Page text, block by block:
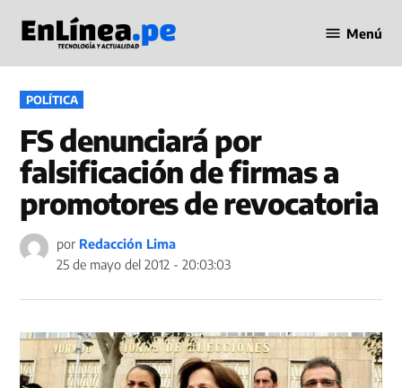
contenido
en Línea
Menú
PUBLICADO
EN
POLÍTICA
FS denunciará por
falsificación de firmas a
promotores de revocatoria
por Redacción Lima
25 de mayo del 2012 - 20:03:03